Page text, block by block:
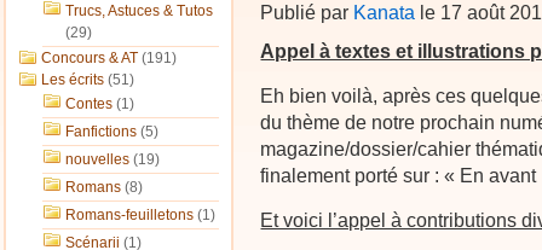
Trucs, Astuces & Tutos
(29)
Concours & AT (191)
Les écrits (51)
Contes (1)
Fanfictions (5)
nouvelles (19)
Romans (8)
Romans-feuilletons (1)
Scénarii (1)
Publié par Kanata le 17 août
Appel à textes et illustrations
Eh bien voilà, après ces
du thème de notre prochain
magazine/dossier/cahier
finalement porté sur : « En avant
Et voici l’appel à contributions